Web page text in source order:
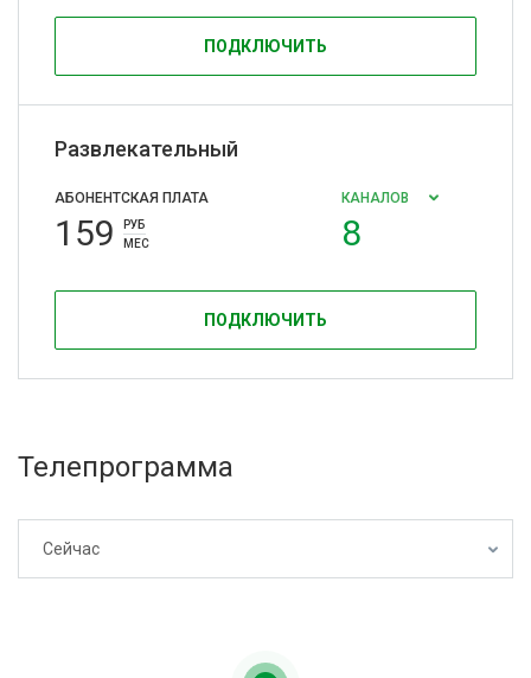
ПОДКЛЮЧИТЬ
Развлекательный
АБОНЕНТСКАЯ ПЛАТА
159
РУБ
МЕС
КАНАЛОВ
8
ПОДКЛЮЧИТЬ
Телепрограмма
Сейчас